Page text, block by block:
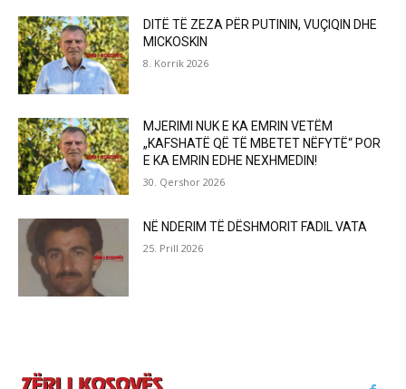
DITË TË ZEZA PËR PUTININ, VUÇIQIN DHE
MICKOSKIN
8. Korrik 2026
MJERIMI NUK E KA EMRIN VETËM
„KAFSHATË QË TË MBETET NËFYTË“ POR
E KA EMRIN EDHE NEXHMEDIN!
30. Qershor 2026
NË NDERIM TË DËSHMORIT FADIL VATA
25. Prill 2026